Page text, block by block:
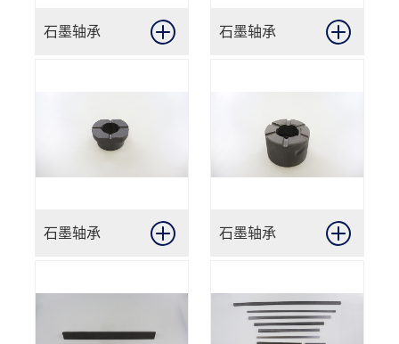
石墨轴承 石墨轴承
石墨轴承 石墨轴承